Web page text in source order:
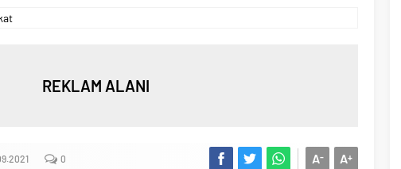
REKLAM ALANI
0 A+
A-